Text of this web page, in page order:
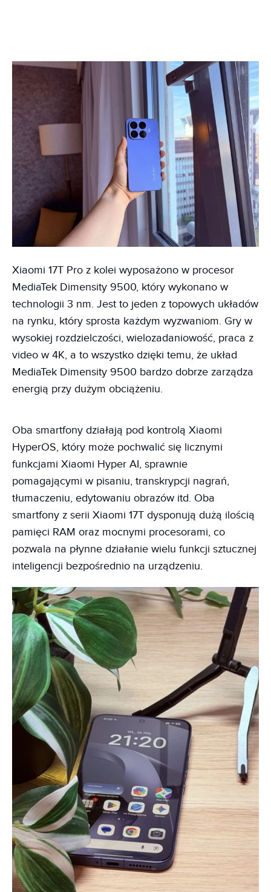
Xiaomi 17T Pro z kolei wyposażono w procesor
MediaTek Dimensity 9500, który wykonano w
technologii 3 nm. Jest to jeden z topowych układów
na rynku, który sprosta każdym wyzwaniom. Gry w
wysokiej rozdzielczości, wielozadaniowość, praca z
video w 4K, a to wszystko dzięki temu, że układ
MediaTek Dimensity 9500 bardzo dobrze zarządza
energią przy dużym obciążeniu.
Oba smartfony działają pod kontrolą Xiaomi
HyperOS, który może pochwalić się licznymi
funkcjami Xiaomi Hyper AI, sprawnie
pomagającymi w pisaniu, transkrypcji nagrań,
tłumaczeniu, edytowaniu obrazów itd. Oba
smartfony z serii Xiaomi 17T dysponują dużą ilością
pamięci RAM oraz mocnymi procesorami, co
pozwala na płynne działanie wielu funkcji sztucznej
inteligencji bezpośrednio na urządzeniu.